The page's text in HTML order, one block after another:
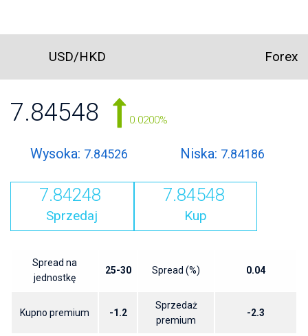
USD/HKD Forex
7.84548 0.0200%
Wysoka: 7.84526 Niska: 7.84186
7.84248
Sprzedaj
7.84548
Kup
Spread na
jednostkę
25-30 Spread (%) 0.04
Kupno premium -1.2
Sprzedaż
premium
-2.3